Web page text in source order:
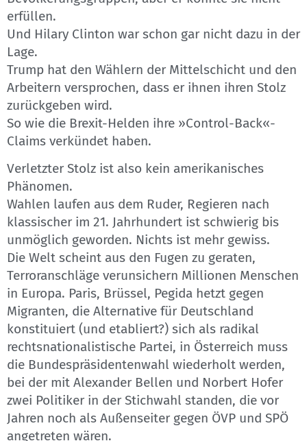
erfüllen.
Und Hilary Clinton war schon gar nicht dazu in der
Lage.
Trump hat den Wählern der Mittelschicht und den
Arbeitern versprochen, dass er ihnen ihren Stolz
zurückgeben wird.
So wie die Brexit-Helden ihre »Control-Back«-
Claims verkündet haben.
Verletzter Stolz ist also kein amerikanisches
Phänomen.
Wahlen laufen aus dem Ruder, Regieren nach
klassischer im 21. Jahrhundert ist schwierig bis
unmöglich geworden. Nichts ist mehr gewiss.
Die Welt scheint aus den Fugen zu geraten,
Terroranschläge verunsichern Millionen Menschen
in Europa. Paris, Brüssel, Pegida hetzt gegen
Migranten, die Alternative für Deutschland
konstituiert (und etabliert?) sich als radikal
rechtsnationalistische Partei, in Österreich muss
die Bundespräsidentenwahl wiederholt werden,
bei der mit Alexander Bellen und Norbert Hofer
zwei Politiker in der Stichwahl standen, die vor
Jahren noch als Außenseiter gegen ÖVP und SPÖ
angetreten wären.